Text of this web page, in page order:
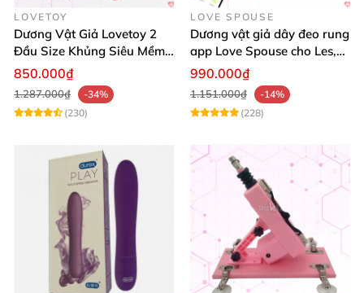
LOVETOY
Dương Vật Giả Lovetoy 2
Đầu Size Khủng Siêu Mềm
Kích Thích Les
850.000₫
1.287.000₫
-34%
(230)
LOVE SPOUSE
Dương vật giả dây đeo rung
app Love Spouse cho Les,
đồng tính nữ
990.000₫
1.151.000₫
-14%
(228)